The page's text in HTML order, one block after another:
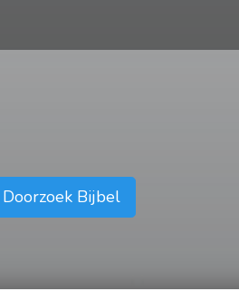
Doorzoek Bijbel